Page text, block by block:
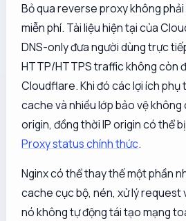
Bỏ qua reverse proxy không
miễn phí. Tài liệu hiện tại của
DNS-only đưa người dùng trực
HTTP/HTTPS traffic không còn
Cloudflare. Khi đó các lợi ích
cache và nhiều lớp bảo vệ
origin, đồng thời IP origin có thể
Proxy status chính thức.
Nginx có thể thay thế một phần
cache cục bộ, nén, xử lý request
nó không tự động tái tạo mạng